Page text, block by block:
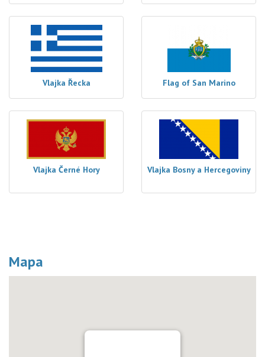
Vlajka Řecka Flag of San Marino
Vlajka Černé Hory Vlajka Bosny a Hercegoviny
Mapa